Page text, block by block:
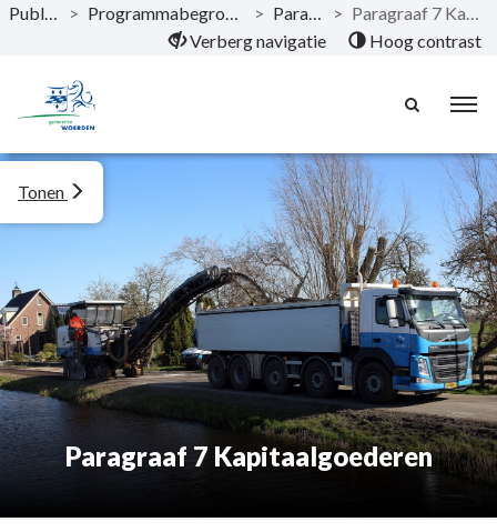
Naar hoofdinhoud
Publicaties > Programmabegroting 2021 - 2024 > Paragrafen >
Paragraaf 7 Kapitaalgoederen
Verberg navigatie
Hoog contrast
Paragraaf 7 Kapitaalgoederen
Tonen